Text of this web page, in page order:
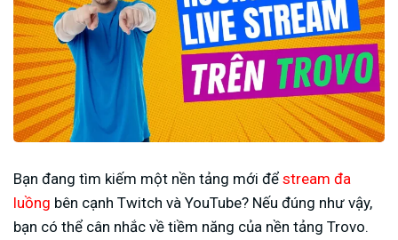
Bạn đang tìm kiếm một nền tảng mới để stream đa
luồng bên cạnh Twitch và YouTube? Nếu đúng như vậy,
bạn có thể cân nhắc về tiềm năng của nền tảng Trovo.